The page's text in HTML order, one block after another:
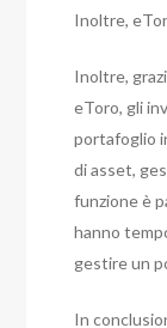
Inoltre,
Inoltre,
eToro, gli
portafoglio
di asset,
funzione è
hanno
gestire un
In